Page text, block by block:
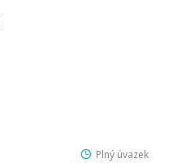
Plný úvazek